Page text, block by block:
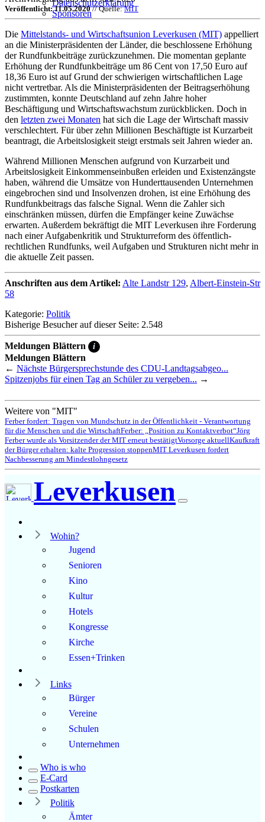
Datenschutzerklärung
Sponsoren
Veröffentlicht: 11.05.2020// Quelle:MIT
Die Mittelstands- und Wirtschaftsunion Leverkusen (MIT) appelliert
an die Ministerpräsidenten der Länder, die beschlossene Erhöhung
der Rundfunkbeiträge zurückzunehmen. Die momentan geplante
Erhöhung der Rundfunkbeiträge um 86 Cent von 17,50 Euro auf
18,36 Euro ist auf Grund der schwierigen wirtschaftlichen Lage
nicht vertretbar. Als die Ministerpräsidenten der Beitragserhöhung
zustimmten, konnte Deutschland auf zehn Jahre hoher
Beschäftigung und Wirtschaftswachstum zurückblicken. Doch in
den letzten zwei Monaten hat sich die Lage der Wirtschaft massiv
verschlechtert. Für über zehn Millionen Beschäftigte ist Kurzarbeit
beantragt, die Arbeitslosigkeit steigt erstmals seit Jahren wieder an.
Während Millionen Menschen aufgrund von Kurzarbeit und
Arbeitslosigkeit Einkommenseinbußen erleiden und Existenzängste
haben, während die Umsätze von Hunderttausenden Unternehmen
eingebrochen sind und Insolvenzen drohen, ist eine Erhöhung des
Rundfunkbeitrags das falsche Signal. Wenn die Zahler sich
einschränken müssen, dürfen die Empfänger keine Zuwächse
erwarten. Außerdem bekräftigt die MIT Leverkusen ihre Forderung
nach einer Aufgabenkritik und Strukturreform des öffentlich-
rechtlichen Rundfunks, weil Aufgaben und Strukturen nicht mehr in
die aktuelle Zeit passen.
Anschriften aus dem Artikel: Alte Landstr 129, Albert-Einstein-Str
58
Kategorie: Politik
Bisherige Besucher auf dieser Seite: 2.548
Meldungen Blättern i
Meldungen Blättern
← Nächste Bürgersprechstunde des CDU-Landtagsabgeo...
Spitzenjobs für einen Tag an Schüler zu vergeben... →
Weitere von "MIT"
Ferber fordert: Tragen von Mundschutz in der Öffentlichkeit - Verantwortung
für die Menschen und die WirtschaftFerber: „Position zu Kontaktverbot“Jörg
Ferber wurde als Vorsitzender der MIT erneut bestätigtVorsorge aktuellKaufkraft
der Bürger erhalten: kalte Progression stoppenMIT Leverkusen fordert
Nachbesserung am Mindestlohngesetz
Leverkusen
Wohin?
Jugend
Senioren
Kino
Kultur
Hotels
Kongresse
Kirche
Essen+Trinken
Links
Bürger
Vereine
Schulen
Unternehmen
Who is who
E-Card
Postkarten
Politik
Ämter